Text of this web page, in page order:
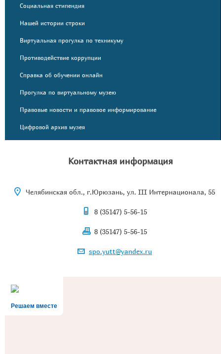
Социальная стипендия
Нашей истории строки
Виртуальная прогулка по техникуму
Противодействие коррупции
Справка об обучении онлайн
Прогулка по виртуальному музею
Правовые новости и правовое информирование
Цифровой архив музея
Контактная информация
Челябинская обл., г.Юрюзань, ул. III Интернационала, 55
8 (35147) 5-56-15
8 (35147) 5-56-15
spo.yutt@yandex.ru
Решаем вместе